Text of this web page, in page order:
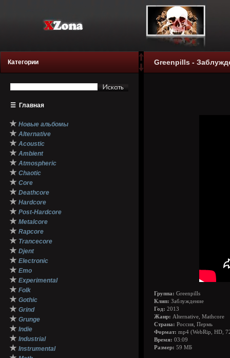
Категории
☰ Главная
★ Новые альбомы
★ Alternative
★ Acoustic
★ Ambient
★ Atmospheric
★ Chaotic
★ Core
★ Deathcore
★ Hardcore
★ Post-Hardcore
★ Metalcore
★ Rapcore
★ Trancecore
★ Djent
★ Electronic
★ Emo
★ Experimental
★ Folk
★ Gothic
★ Grind
★ Grunge
★ Indie
★ Industrial
★ Instrumental
Greenpills -
Группа: Greenpills
Клип: Заблуждение
Год: 2013
Жанр: Alternative, Mathcore
Страна: Россия, Пермь
Формат: mp4 (WebRip, HD,
Время: 03:09
Размер: 59 МБ